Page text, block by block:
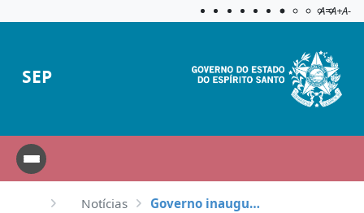
Aplicar
A=A+A-
SEP
Notícias Governo inaugura obras do Binário de Novo Horizonte e autoriza construção de CMEI na Serra